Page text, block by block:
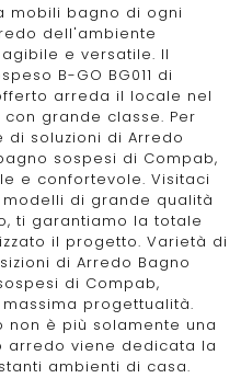
mobili bagno di ogni
dell'ambiente
e versatile. Il
B-GO BG011 di
arreda il locale nel
grande classe. Per
soluzioni di Arredo
sospesi di Compab,
e confortevole. Visitaci
di grande qualità
ti garantiamo la totale
il progetto. Varietà di
di Arredo Bagno
di Compab,
progettualità.
è più solamente una
arredo viene dedicata la
ambienti di casa.